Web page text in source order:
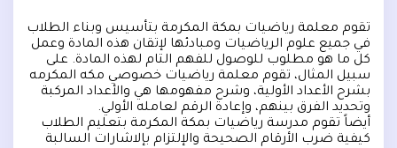
تقوم معلمة رياضيات بمكة المكرمة بتأسيس وبناء الطلاب
في جميع علوم الرياضيات ومبادئها لإتقان هذه المادة وعمل
كل ما هو مطلوب للوصول للفهم التام لهذه المادة. على
سبيل المثال، تقوم معلمة رياضيات خصوصي مكه المكرمه
بشرح الأعداد الأولية، وشرح مفهومها هي والأعداد المركبة
وتحديد الفرق بينهم، وإعادة الرقم لعامله الأولي.
أيضاً تقوم مدرسة رياضيات بمكة المكرمة بتعليم الطلاب
كيفية ضرب الأرقام الصحيحة والإلتزام بإلاشارات السالبة